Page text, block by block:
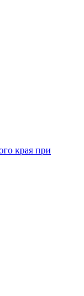
края при